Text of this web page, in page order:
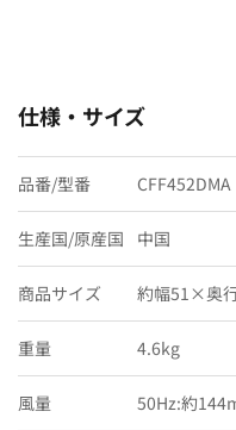
仕様・サイズ
品番/型番 CFF452DMA
生産国/原産国 中国
商品サイズ 約幅51×奥
重量 4.6kg
風量 50Hz:約